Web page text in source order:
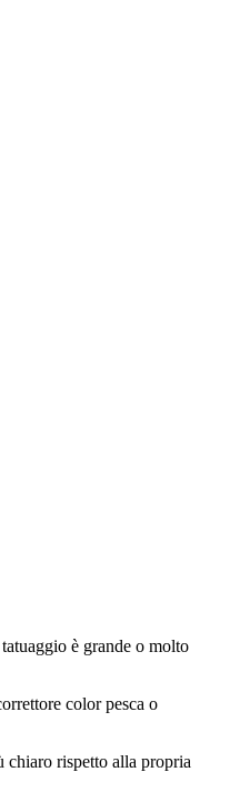
è grande o molto
color pesca o
chiaro rispetto alla propria